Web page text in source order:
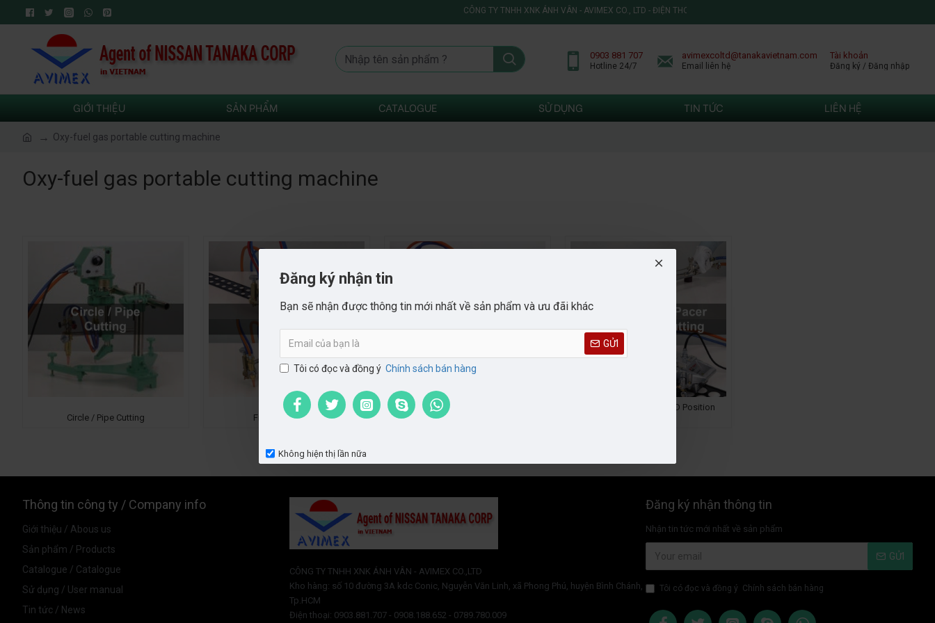
Đăng ký nhận tin
Bạn sẽ nhận được thông tin mới nhất về sản phẩm và ưu đãi khác
GỬI
Tôi có đọc và đồng ý Chính sách bán hàng
Không hiện thị lần nữa
CÔNG TY TNHH XNK ÁNH VÂN - AVIMEX CO., LTD - ĐIỆN THOẠI: 0903 881 707 - EMAIL: AVIMEXCOLTD@TANAKAVIETNAM.COM
0903 881 707
Hotline 24/7
avimexcoltd@tanakavietnam.com
Email liên hệ
Tài khoản
Đăng ký / Đăng nhập
GIỚI THIỆU SẢN PHẨM CATALOGUE SỬ DỤNG TIN TỨC LIÊN HỆ
Oxy-fuel gas portable cutting machine
Oxy-fuel gas portable cutting machine
Circle / Pipe Cutting Free Line Cutting Straight / Shape Trace Cutting
Straight Line / Pacer / 3D Position
Thông tin công ty / Company info
Giới thiệu / Abous us
Sản phẩm / Products
Catalogue / Catalogue
Sử dụng / User manual
Tin tức / News
CÔNG TY TNHH XNK ÁNH VÂN - AVIMEX CO.,LTD
Kho hàng: số 10 đường 3A kdc Conic, Nguyễn Văn Linh, xã Phong Phú, huyện Bình Chánh,
Tp.HCM
Điện thoại: 0903.881.707 - 0908.188.652 - 0789.780.009
Đăng ký nhận thông tin
Nhận tin tức mới nhất về sản phẩm
GỬI
Tôi có đọc và đồng ý Chính sách bán hàng